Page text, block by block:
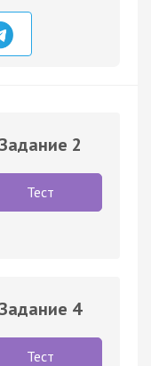
Задание 2
Тест
Задание 4
Тест